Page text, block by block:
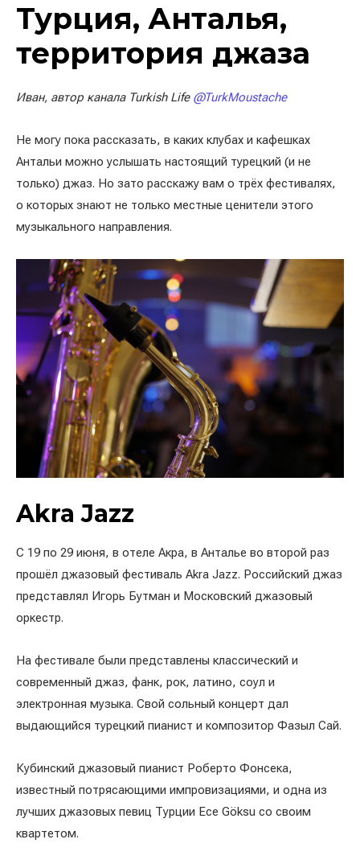
Турция, Анталья,
территория джаза
Иван, автор канала Turkish Life @TurkMoustache
Не могу пока рассказать, в каких клубах и кафешках
Антальи можно услышать настоящий турецкий (и не
только) джаз. Но зато расскажу вам о трёх фестивалях,
о которых знают не только местные ценители этого
музыкального направления.
Akra Jazz
С 19 по 29 июня, в отеле Акра, в Анталье во второй раз
прошёл джазовый фестиваль Akra Jazz. Российский джаз
представлял Игорь Бутман и Московский джазовый
оркестр.
На фестивале были представлены классический и
современный джаз, фанк, рок, латино, соул и
электронная музыка. Свой сольный концерт дал
выдающийся турецкий пианист и композитор Фазыл Сай.
Кубинский джазовый пианист Роберто Фонсека,
известный потрясающими импровизациями, и одна из
лучших джазовых певиц Турции Ece Göksu со своим
квартетом.